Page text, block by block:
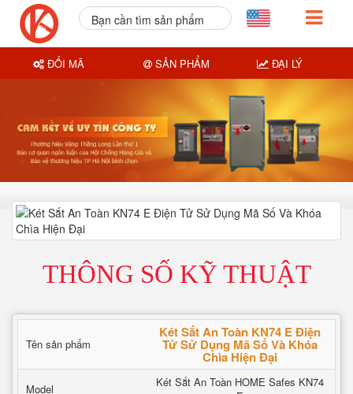
THÔNG SỐ KỸ THUẬT
Tên sản phẩm
Két Sắt An Toàn KN74 E Điện
Tử Sử Dụng Mã Số Và Khóa
Chìa Hiện Đại
Model
Két Sắt An Toàn HOME Safes KN74
Bạn cần tìm sản phẩm
ĐỔI MÃ SẢN PHẨM ĐẠI LÝ